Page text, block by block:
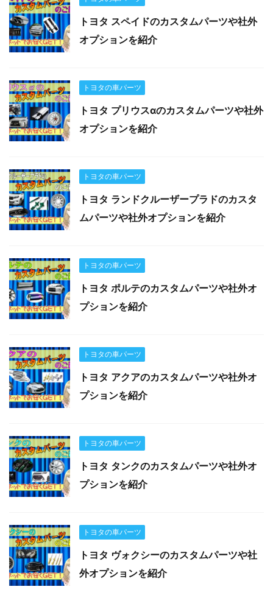
トヨタ スペイドのカスタムパーツや社外
オプションを紹介
トヨタの車パーツ
トヨタ プリウスαのカスタムパーツや社外
オプションを紹介
トヨタの車パーツ
トヨタ ランドクルーザープラドのカスタ
ムパーツや社外オプションを紹介
トヨタの車パーツ
トヨタ ポルテのカスタムパーツや社外オ
プションを紹介
トヨタの車パーツ
トヨタ アクアのカスタムパーツや社外オ
プションを紹介
トヨタの車パーツ
トヨタ タンクのカスタムパーツや社外オ
プションを紹介
トヨタの車パーツ
トヨタ ヴォクシーのカスタムパーツや社
外オプションを紹介